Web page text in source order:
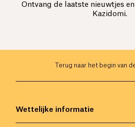
Ontvang de laatste nieuwtjes
Kazidomi.
Terug naar het begin van
Wettelijke informatie